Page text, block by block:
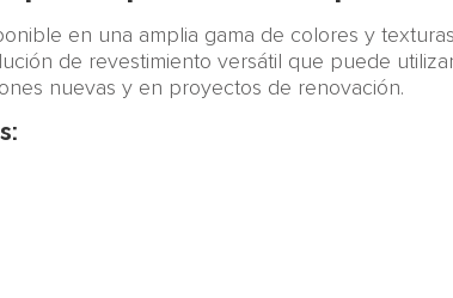
en una amplia gama de colores y
de revestimiento versátil que puede
nuevas y en proyectos de renovación.